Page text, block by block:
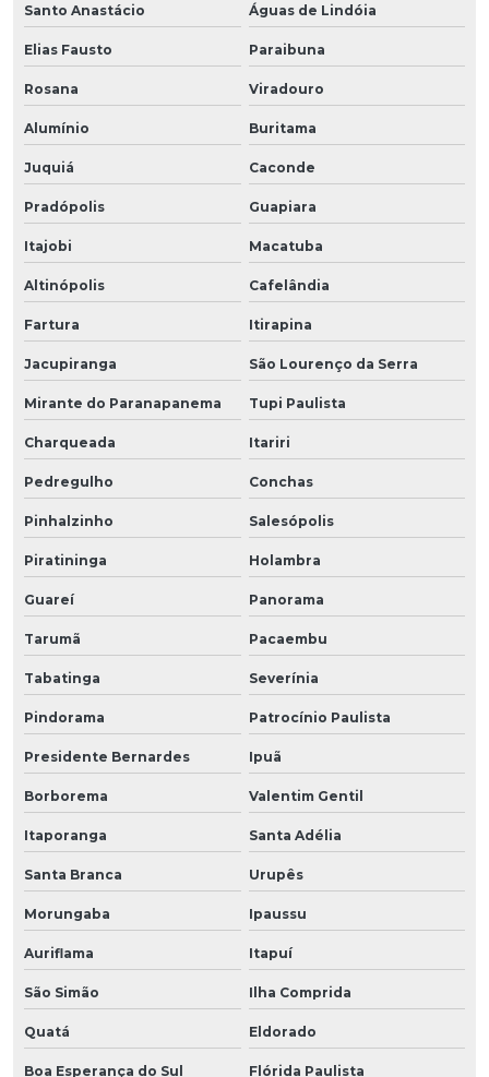
Santo Anastácio Águas de Lindóia
Elias Fausto Paraibuna
Rosana Viradouro
Alumínio Buritama
Juquiá Caconde
Pradópolis Guapiara
Itajobi Macatuba
Altinópolis Cafelândia
Fartura Itirapina
Jacupiranga São Lourenço da Serra
Mirante do Paranapanema Tupi Paulista
Charqueada Itariri
Pedregulho Conchas
Pinhalzinho Salesópolis
Piratininga Holambra
Guareí Panorama
Tarumã Pacaembu
Tabatinga Severínia
Pindorama Patrocínio Paulista
Presidente Bernardes Ipuã
Borborema Valentim Gentil
Itaporanga Santa Adélia
Santa Branca Urupês
Morungaba Ipaussu
Auriflama Itapuí
São Simão Ilha Comprida
Quatá Eldorado
Boa Esperança do Sul Flórida Paulista